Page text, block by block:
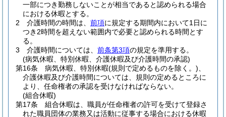
一部につき勤務しないことが相当であると認められる場合
における休暇とする。
2
介護時間の時間は、 前項に規定する期間内において1日に
つき2時間を超えない範囲内で必要と認められる時間とす
る。
3
介護時間については、 前条第3項の規定を準用する。
(病気休暇、特別休暇、介護休暇及び介護時間の承認)
第16条
病気休暇、特別休暇(規則で定めるものを除く。)
介護休暇及び介護時間については、規則の定めるところに
より、任命権者の承認を受けなければならない。
(組合休暇)
第17条
組合休暇は、職員が任命権者の許可を受けて登録さ
れた職員団体の業務又は活動に従事する場合における休暇